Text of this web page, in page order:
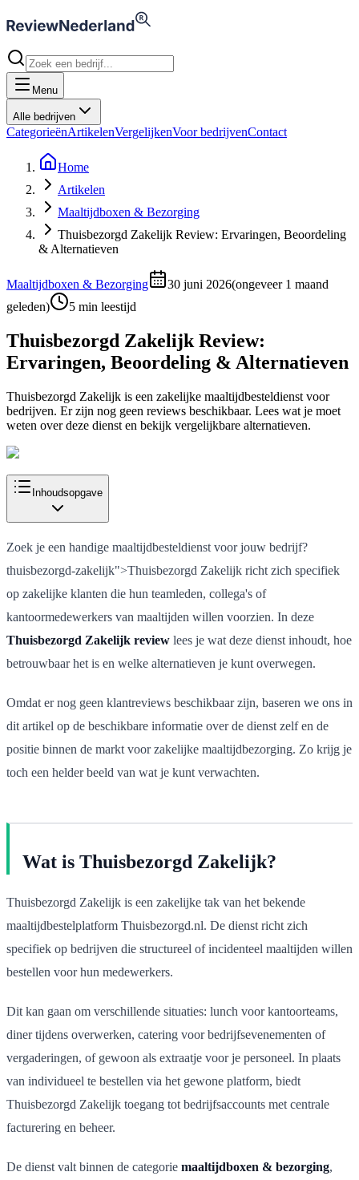
Menu
Alle bedrijven
CategorieënArtikelenVergelijkenVoor bedrijvenContact
Home
Artikelen
Maaltijdboxen & Bezorging
Thuisbezorgd Zakelijk Review: Ervaringen, Beoordeling
& Alternatieven
Maaltijdboxen & Bezorging 30 juni 2026(ongeveer 1 maand
geleden) 5 min leestijd
Thuisbezorgd Zakelijk Review:
Ervaringen, Beoordeling & Alternatieven
Thuisbezorgd Zakelijk is een zakelijke maaltijdbesteldienst voor
bedrijven. Er zijn nog geen reviews beschikbaar. Lees wat je moet
weten over deze dienst en bekijk vergelijkbare alternatieven.
Inhoudsopgave
Zoek je een handige maaltijdbesteldienst voor jouw bedrijf?
thuisbezorgd-zakelijk">Thuisbezorgd Zakelijk richt zich specifiek
op zakelijke klanten die hun teamleden, collega's of
kantoormedewerkers van maaltijden willen voorzien. In deze
Thuisbezorgd Zakelijk review lees je wat deze dienst inhoudt, hoe
betrouwbaar het is en welke alternatieven je kunt overwegen.
Omdat er nog geen klantreviews beschikbaar zijn, baseren we ons in
dit artikel op de beschikbare informatie over de dienst zelf en de
positie binnen de markt voor zakelijke maaltijdbezorging. Zo krijg je
toch een helder beeld van wat je kunt verwachten.
Wat is Thuisbezorgd Zakelijk?
Thuisbezorgd Zakelijk is een zakelijke tak van het bekende
maaltijdbestelplatform Thuisbezorgd.nl. De dienst richt zich
specifiek op bedrijven die structureel of incidenteel maaltijden willen
bestellen voor hun medewerkers.
Dit kan gaan om verschillende situaties: lunch voor kantoorteams,
diner tijdens overwerken, catering voor bedrijfsevenementen of
vergaderingen, of gewoon als extraatje voor je personeel. In plaats
van individueel te bestellen via het gewone platform, biedt
Thuisbezorgd Zakelijk toegang tot bedrijfsaccounts met centrale
facturering en beheer.
De dienst valt binnen de categorie maaltijdboxen & bezorging,